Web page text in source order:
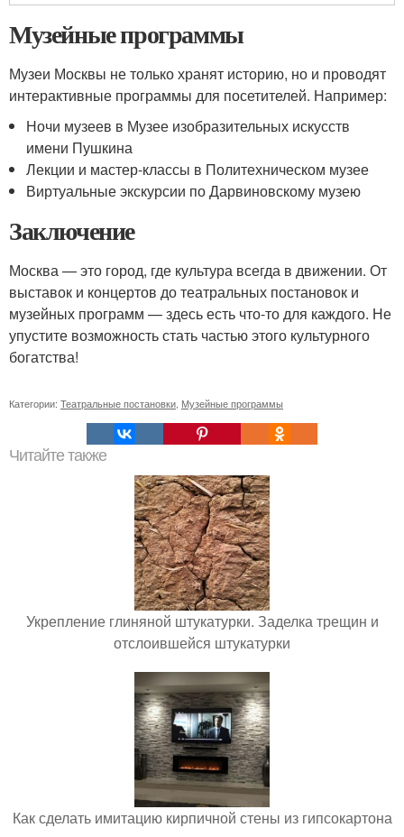
Музейные программы
Музеи Москвы не только хранят историю, но и проводят
интерактивные программы для посетителей. Например:
Ночи музеев в Музее изобразительных искусств
имени Пушкина
Лекции и мастер-классы в Политехническом музее
Виртуальные экскурсии по Дарвиновскому музею
Заключение
Москва — это город, где культура всегда в движении. От
выставок и концертов до театральных постановок и
музейных программ — здесь есть что-то для каждого. Не
упустите возможность стать частью этого культурного
богатства!
Категории: Театральные постановки Музейные программы
Читайте также
Укрепление глиняной штукатурки. Заделка трещин и
отслоившейся штукатурки
Как сделать имитацию кирпичной стены из гипсокартона